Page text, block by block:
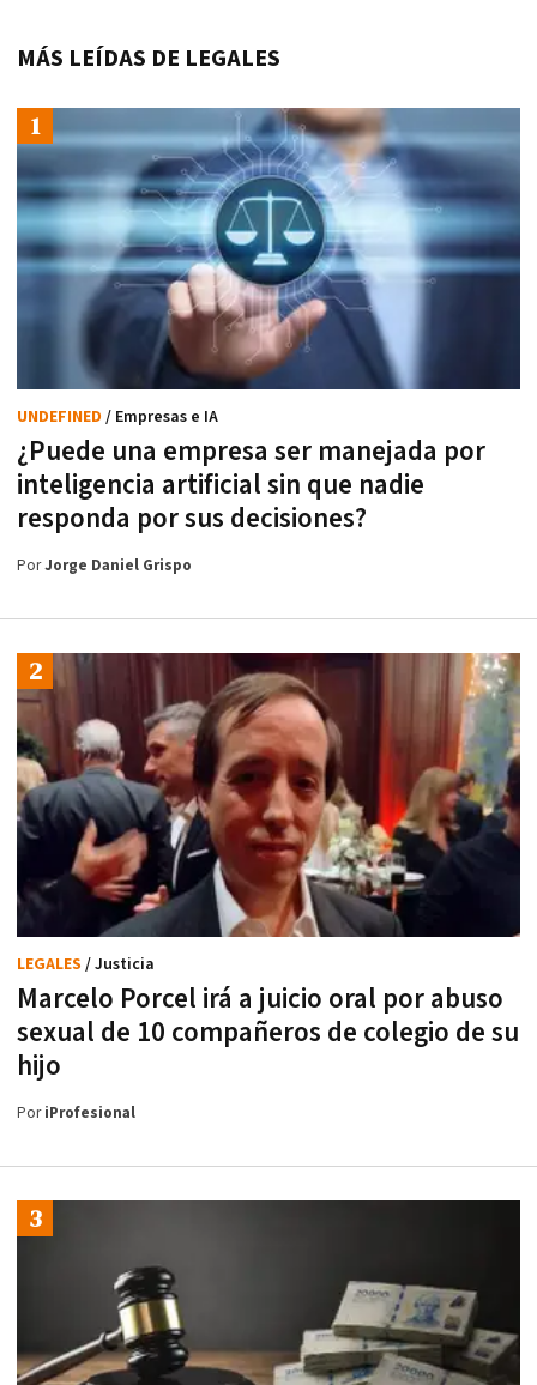
MÁS LEÍDAS DE LEGALES
¿Puede una empresa ser manejada por
inteligencia artificial sin que nadie
responda por sus decisiones?
UNDEFINED / Empresas e IA
PorJorge Daniel Grispo
Marcelo Porcel irá a juicio oral por abuso
sexual de 10 compañeros de colegio de su
hijo
LEGALES / Justicia
PoriProfesional